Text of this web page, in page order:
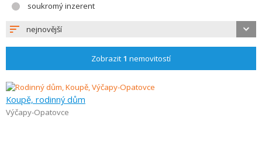
soukromý inzerent
nejnovější
Zobrazit 1 nemovitostí
Koupě, rodinný dům
Výčapy-Opatovce